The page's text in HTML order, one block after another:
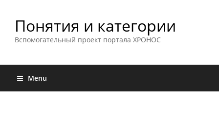
Понятия и категории
Вспомогательный проект портала ХРОНОС
Menu